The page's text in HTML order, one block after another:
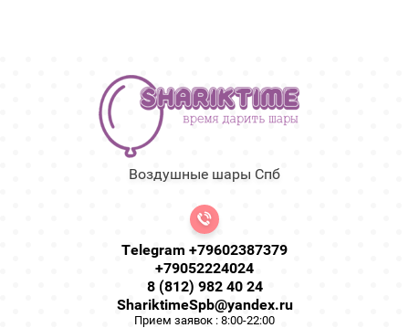
Воздушные шары Спб
Telegram +79602387379
+79052224024
8 (812) 982 40 24
ShariktimeSpb@yandex.ru
Прием заявок : 8:00-22:00